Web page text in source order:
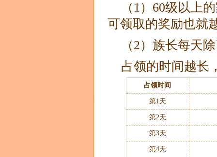
（1）60级以上
可领取的奖励也就
（2）族长每天
占领的时间越长
占领时间
第1天
第2天
第3天
第4天